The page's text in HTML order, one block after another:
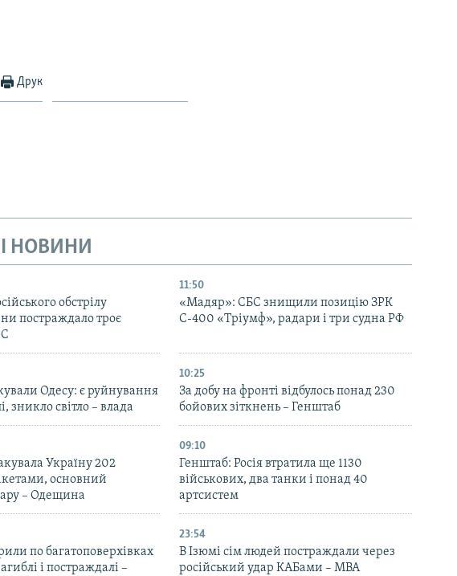
Друк
НОВИНИ
обстрілу
постраждало троє
11:50
«Мадяр»: СБС знищили позицію ЗРК
С-400 «Тріумф», радари і три судна РФ
Одесу: є руйнування
зникло світло – влада
10:25
За добу на фронті відбулось понад 230
бойових зіткнень – Генштаб
Україну 202
основний
– Одещина
09:10
Генштаб: Росія втратила ще 1130
військових, два танки і понад 40
артсистем
по багатоповерхівках
і постраждалі –
23:54
В Ізюмі сім людей постраждали через
російський удар КАБами – МВА